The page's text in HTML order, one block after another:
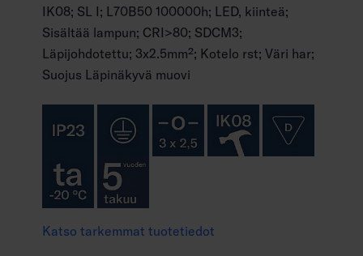
IK08; SL I; L70B50 100000h; LED, kiinteä;
Sisältää lampun; CRI>80; SDCM3;
Läpijohdotettu; 3x2.5mm²; Kotelo rst; Väri har;
Suojus Läpinäkyvä muovi
Katso tarkemmat tuotetiedot